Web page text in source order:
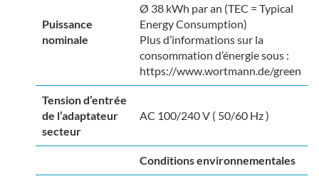
Puissance
nominale
Ø 38 kWh par an (TEC = Typical
Energy Consumption)
Plus d’informations sur la
consommation d’énergie sous :
https://www.wortmann.de/green
Tension d’entrée
de l’adaptateur
secteur
AC 100/240 V ( 50/60 Hz )
Conditions environnementales